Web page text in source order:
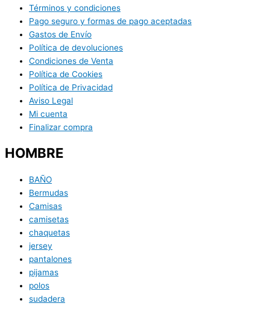
Términos y condiciones
Pago seguro y formas de pago aceptadas
Gastos de Envío
Política de devoluciones
Condiciones de Venta
Política de Cookies
Política de Privacidad
Aviso Legal
Mi cuenta
Finalizar compra
HOMBRE
BAÑO
Bermudas
Camisas
camisetas
chaquetas
jersey
pantalones
pijamas
polos
sudadera